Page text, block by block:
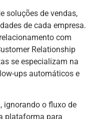
soluções de vendas,
de cada empresa.
com
Relationship
se especializam na
ups automáticos e
ignorando o fluxo de
plataforma para